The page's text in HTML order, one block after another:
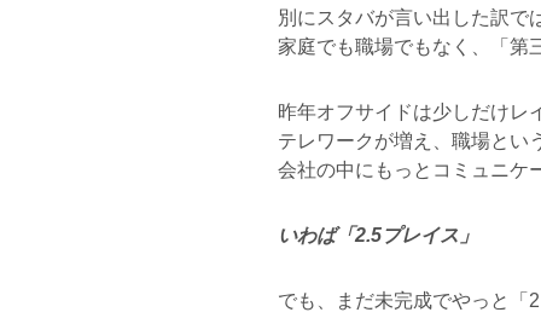
別にスタバが言い出した訳で
家庭でも職場でもなく、「第
昨年オフサイドは少しだけレ
テレワークが増え、職場とい
会社の中にもっとコミュニケ
いわば「2.5プレイス」
でも、まだ未完成でやっと